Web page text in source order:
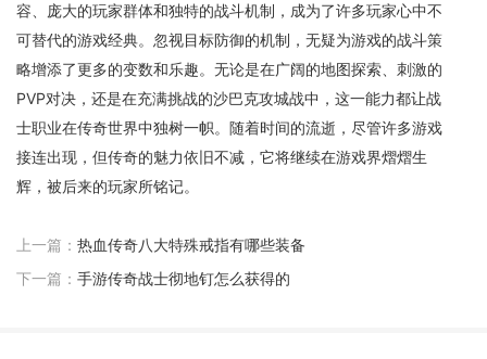
容、庞大的玩家群体和独特的战斗机制，成为了许多玩家心中不
可替代的游戏经典。忽视目标防御的机制，无疑为游戏的战斗策
略增添了更多的变数和乐趣。无论是在广阔的地图探索、刺激的
PVP对决，还是在充满挑战的沙巴克攻城战中，这一能力都让战
士职业在传奇世界中独树一帜。随着时间的流逝，尽管许多游戏
接连出现，但传奇的魅力依旧不减，它将继续在游戏界熠熠生
辉，被后来的玩家所铭记。
上一篇： 热血传奇八大特殊戒指有哪些装备
下一篇： 手游传奇战士彻地钉怎么获得的